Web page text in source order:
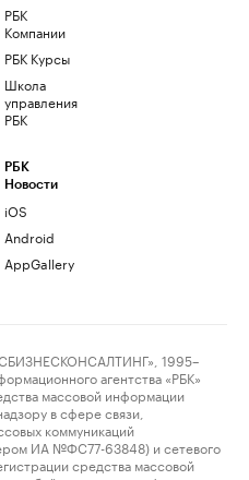
РБК
Компании
РБК Курсы
Школа
управления
РБК
РБК
Новости
iOS
Android
AppGallery
1995–
агентства «РБК»
массовой информации
в сфере связи,
коммуникаций
ИА №ФС77-63848) и сетевого
средства массовой